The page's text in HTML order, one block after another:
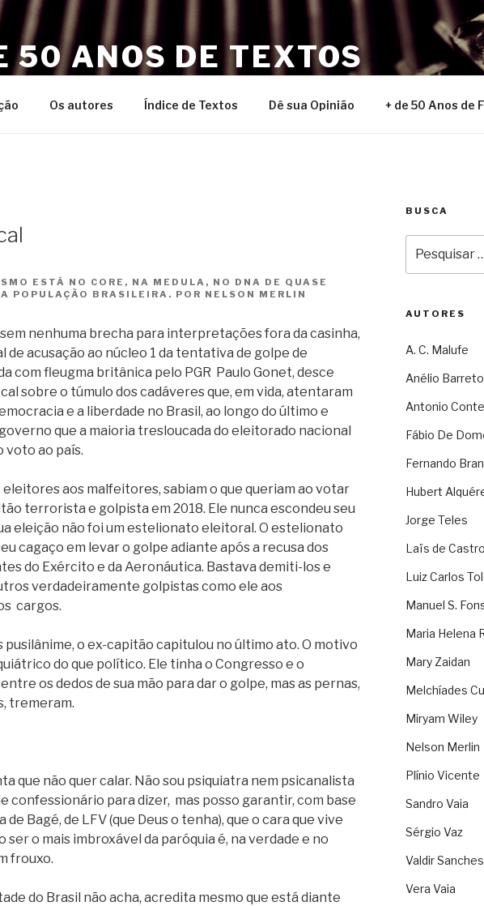
50 ANOS DE TEXTOS
Os autores Índice de Textos Dê sua Opinião + de 50 Anos de
ESTÁ NO CORE, NA MEDULA, NO DNA DE QUASE
POPULAÇÃO BRASILEIRA. POR NELSON MERLIN
nenhuma brecha para interpretações fora da casinha,
de acusação ao núcleo 1 da tentativa de golpe de
com fleugma britânica pelo PGR Paulo Gonet, desce
sobre o túmulo dos cadáveres que, em vida, atentaram
e a liberdade no Brasil, ao longo do último e
que a maioria tresloucada do eleitorado nacional
voto ao país.
eleitores aos malfeitores, sabiam o que queriam ao votar
terrorista e golpista em 2018. Ele nunca escondeu seu
eleição não foi um estelionato eleitoral. O estelionato
cagaço em levar o golpe adiante após a recusa dos
do Exército e da Aeronáutica. Bastava demiti-los e
verdadeiramente golpistas como ele aos
cargos.
pusilânime, o ex-capitão capitulou no último ato. O motivo
do que político. Ele tinha o Congresso e o
os dedos de sua mão para dar o golpe, mas as pernas,
tremeram.
que não quer calar. Não sou psiquiatra nem psicanalista
confessionário para dizer, mas posso garantir, com base
de Bagé, de LFV (que Deus o tenha), que o cara que vive
ser o mais imbroxável da paróquia é, na verdade e no
frouxo.
do Brasil não acha, acredita mesmo que está diante
BUSCA
por:
AUTORES
A. C. Malufe
Anélio Barreto
Antonio
Fábio De
Fernando
Hubert
Jorge Teles
Laïs de Castro
Luiz Carlos
Manuel S.
Maria Helena
Mary Zaidan
Melchíades
Miryam Wiley
Nelson Merlin
Plínio Vicente
Sandro Vaia
Sérgio Vaz
Valdir Sanches
Vera Vaia